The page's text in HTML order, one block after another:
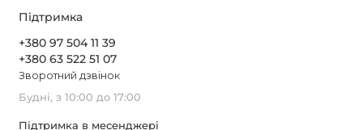
Підтримка
+380 97 504 11 39
+380 63 522 51 07
Зворотний дзвінок
Будні, з 10:00 до 17:00
Підтримка в месенджері